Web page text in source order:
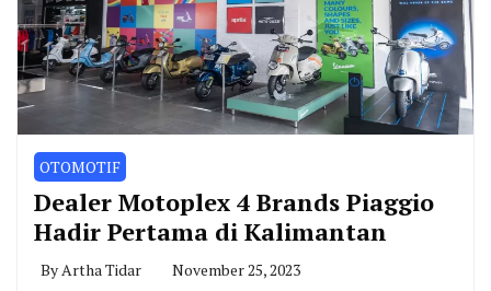
OTOMOTIF
Dealer Motoplex 4 Brands Piaggio
Hadir Pertama di Kalimantan
ByArtha Tidar November 25, 2023